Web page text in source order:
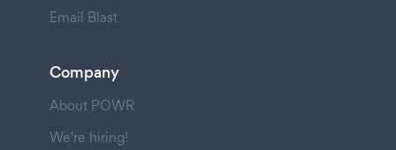
Email Blast
Company
About POWR
We're hiring!